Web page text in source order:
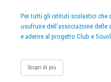
Per tutti gli istituti scolastici che
usufruire dell’associazione delle
e aderire al progetto Club e
Scopri di più